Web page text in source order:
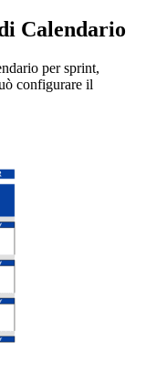
Calendario
per sprint,
configurare il